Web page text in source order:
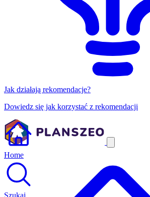
Jak działają rekomendacje?
Dowiedz się jak korzystać z rekomendacji
Home
Szukaj